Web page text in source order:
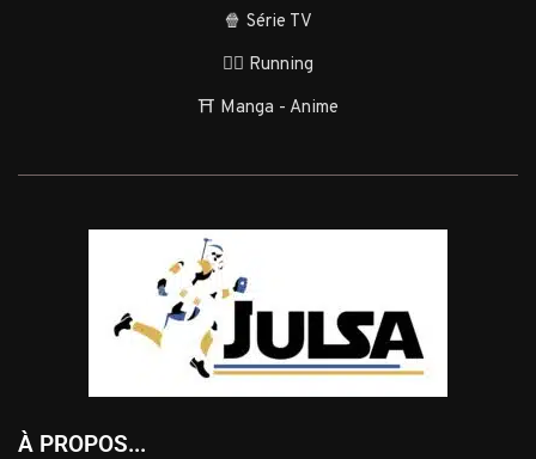
🍿 Série TV
🏃‍♂️ Running
⛩️ Manga - Anime
À PROPOS...